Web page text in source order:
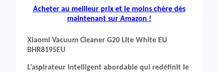
Acheter au meilleur prix et le moins chère dès
maintenant sur Amazon !
Xiaomi Vacuum Cleaner G20 Lite White EU
BHR8195EU
L’aspirateur intelligent abordable qui redéfinit le